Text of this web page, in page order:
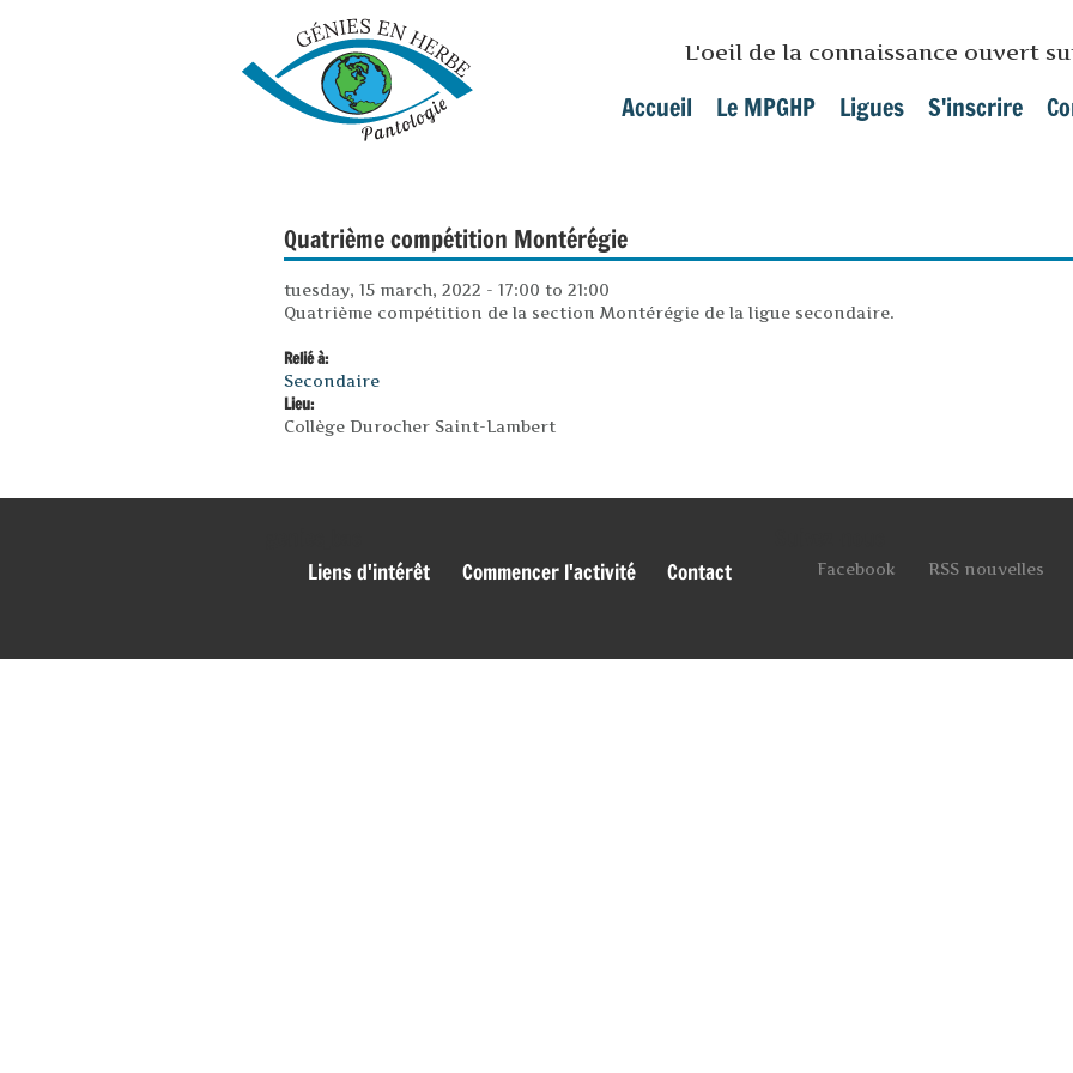
L'oeil de la connaissance ouvert
Main menu
Accueil Le MPGHP Ligues S'inscrire
Quatrième compétition Montérégie
tuesday, 15 march, 2022 - 17:00 to 21:00
Quatrième compétition de la section Montérégie de la ligue secondaire.
Relié à:
Secondaire
Lieu:
Collège Durocher Saint-Lambert
Liens d'intérêt Commencer l'activité Contact Facebook RSS nouvelles